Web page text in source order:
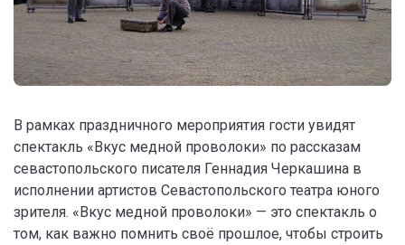
В рамках праздничного мероприятия гости увидят
спектакль «Вкус медной проволоки» по рассказам
севастопольского писателя Геннадия Черкашина в
исполнении артистов Севастопольского театра юного
зрителя. «Вкус медной проволоки» — это спектакль о
том, как важно помнить своё прошлое, чтобы строить